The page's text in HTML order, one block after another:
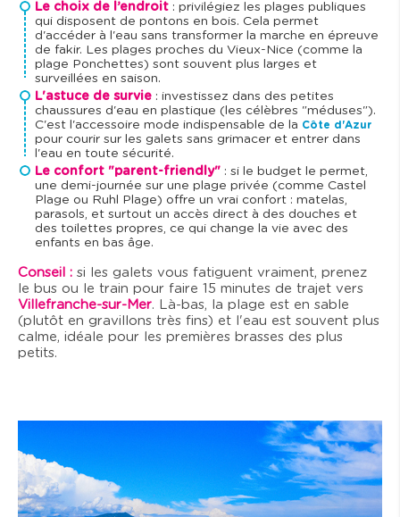
Le choix de l’endroit : privilégiez les plages publiques
qui disposent de pontons en bois. Cela permet
d'accéder à l'eau sans transformer la marche en épreuve
de fakir. Les plages proches du Vieux-Nice (comme la
plage Ponchettes) sont souvent plus larges et
surveillées en saison.
L'astuce de survie : investissez dans des petites
chaussures d'eau en plastique (les célèbres "méduses").
C'est l'accessoire mode indispensable de la Côte d'Azur
pour courir sur les galets sans grimacer et entrer dans
l'eau en toute sécurité.
Le confort "parent-friendly" : si le budget le permet,
une demi-journée sur une plage privée (comme Castel
Plage ou Ruhl Plage) offre un vrai confort : matelas,
parasols, et surtout un accès direct à des douches et
des toilettes propres, ce qui change la vie avec des
enfants en bas âge.
Conseil : si les galets vous fatiguent vraiment, prenez
le bus ou le train pour faire 15 minutes de trajet vers
Villefranche-sur-Mer. Là-bas, la plage est en sable
(plutôt en gravillons très fins) et l'eau est souvent plus
calme, idéale pour les premières brasses des plus
petits.